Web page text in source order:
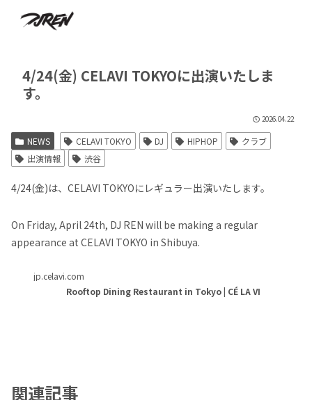
4/24(金) CELAVI TOKYOに出演いたしま
す。
2026.04.22
NEWS CELAVI TOKYO DJ HIPHOP
クラブ
出演情報
渋谷
4/24(金)は、CELAVI TOKYOにレギュラー出演いたします。
On Friday, April 24th, DJ REN will be making a regular
appearance at CELAVI TOKYO in Shibuya.
jp.celavi.com
Rooftop Dining Restaurant in Tokyo | CÉ LA VI
関連記事